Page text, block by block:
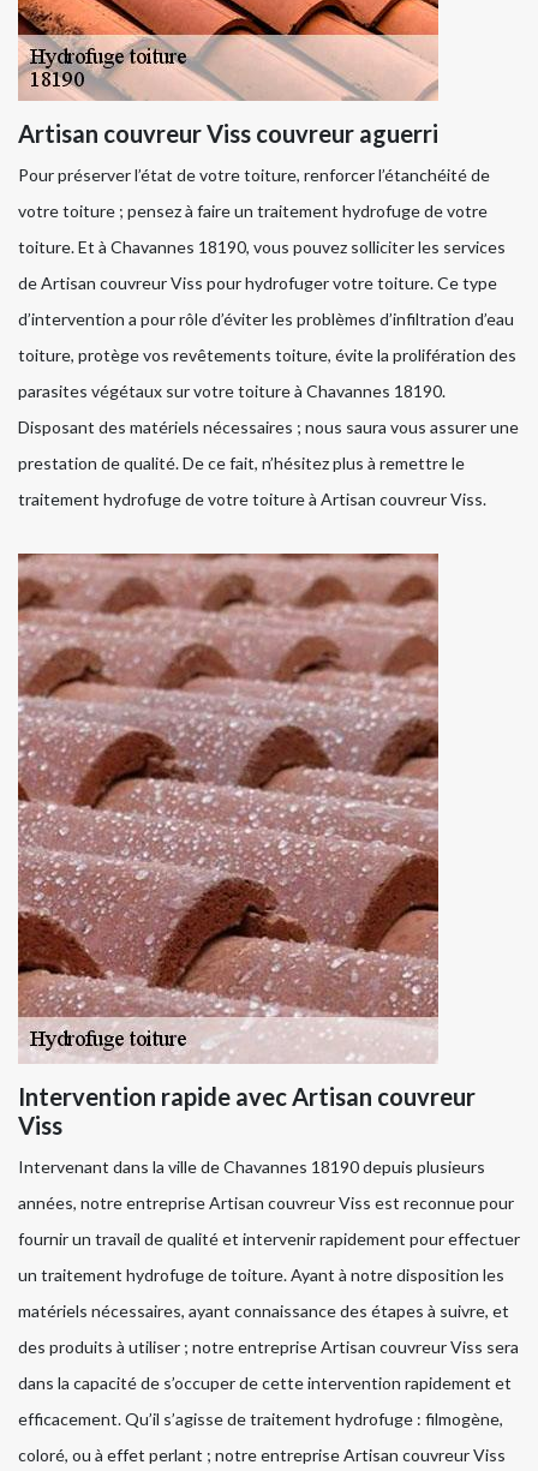
Artisan couvreur Viss couvreur aguerri
Pour préserver l’état de votre toiture, renforcer l’étanchéité de
votre toiture ; pensez à faire un traitement hydrofuge de votre
toiture. Et à Chavannes 18190, vous pouvez solliciter les services
de Artisan couvreur Viss pour hydrofuger votre toiture. Ce type
d’intervention a pour rôle d’éviter les problèmes d’infiltration d’eau
toiture, protège vos revêtements toiture, évite la prolifération des
parasites végétaux sur votre toiture à Chavannes 18190.
Disposant des matériels nécessaires ; nous saura vous assurer une
prestation de qualité. De ce fait, n’hésitez plus à remettre le
traitement hydrofuge de votre toiture à Artisan couvreur Viss.
Intervention rapide avec Artisan couvreur
Viss
Intervenant dans la ville de Chavannes 18190 depuis plusieurs
années, notre entreprise Artisan couvreur Viss est reconnue pour
fournir un travail de qualité et intervenir rapidement pour effectuer
un traitement hydrofuge de toiture. Ayant à notre disposition les
matériels nécessaires, ayant connaissance des étapes à suivre, et
des produits à utiliser ; notre entreprise Artisan couvreur Viss sera
dans la capacité de s’occuper de cette intervention rapidement et
efficacement. Qu’il s’agisse de traitement hydrofuge : filmogène,
coloré, ou à effet perlant ; notre entreprise Artisan couvreur Viss